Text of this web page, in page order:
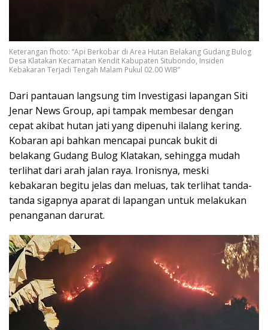
Keterangan fhoto: “Api Berkobar di Area Hutan Belakang Gudang Bulog
Desa Klatakan Kecamatan Kendit Kabupaten Situbondo, Insiden
Kebakaran Terjadi Tengah Malam Pukul 02.00 WIB”
Dari pantauan langsung tim Investigasi lapangan Siti
Jenar News Group, api tampak membesar dengan
cepat akibat hutan jati yang dipenuhi ilalang kering.
Kobaran api bahkan mencapai puncak bukit di
belakang Gudang Bulog Klatakan, sehingga mudah
terlihat dari arah jalan raya. Ironisnya, meski
kebakaran begitu jelas dan meluas, tak terlihat tanda-
tanda sigapnya aparat di lapangan untuk melakukan
penanganan darurat.